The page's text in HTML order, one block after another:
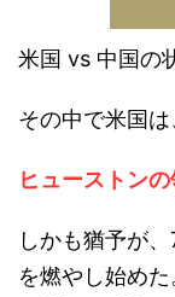
米国 vs 中国の
その中で米国は
ヒューストン
しかも猶予が
を燃やし始めた